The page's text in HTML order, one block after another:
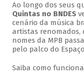
Ao longo dos seus
Quintas no BNDES
cenário da música
artistas renomados,
nomes da MPB
pelo palco do
Saiba como